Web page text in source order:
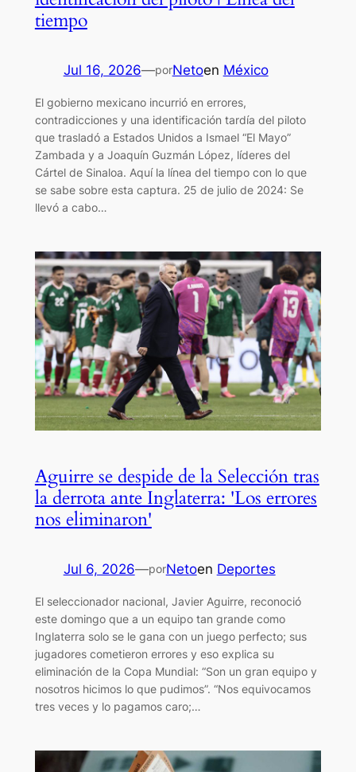
tiempo
Jul 16, 2026—porNetoen México
El gobierno mexicano incurrió en errores,
contradicciones y una identificación tardía del piloto
que trasladó a Estados Unidos a Ismael “El Mayo”
Zambada y a Joaquín Guzmán López, líderes del
Cártel de Sinaloa. Aquí la línea del tiempo con lo que
se sabe sobre esta captura. 25 de julio de 2024: Se
llevó a cabo…
Aguirre se despide de la Selección tras
la derrota ante Inglaterra: 'Los errores
nos eliminaron'
Jul 6, 2026—porNetoen Deportes
El seleccionador nacional, Javier Aguirre, reconoció
este domingo que a un equipo tan grande como
Inglaterra solo se le gana con un juego perfecto; sus
jugadores cometieron errores y eso explica su
eliminación de la Copa Mundial: “Son un gran equipo y
nosotros hicimos lo que pudimos”. “Nos equivocamos
tres veces y lo pagamos caro;…